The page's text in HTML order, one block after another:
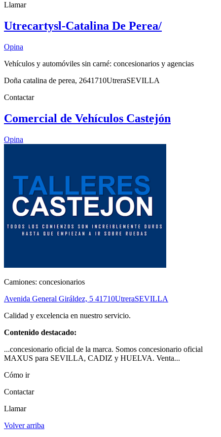
Llamar
Utrecartysl-Catalina De Perea/
Opina
Vehículos y automóviles sin carné: concesionarios y agencias
Doña catalina de perea, 2641710UtreraSEVILLA
Contactar
Comercial de Vehículos Castejón
Opina
Camiones: concesionarios
Avenida General Giráldez, 5 41710UtreraSEVILLA
Calidad y excelencia en nuestro servicio.
Contenido destacado:
...concesionario oficial de la marca. Somos concesionario oficial
MAXUS para SEVILLA, CADIZ y HUELVA. Venta...
Cómo ir
Contactar
Llamar
Volver arriba